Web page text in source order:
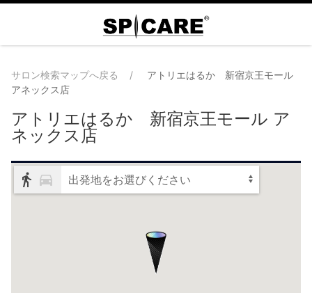
サロン検索マップへ戻る
アトリエはるか 新宿京王モール
アネックス店
アトリエはるか 新宿京王モール ア
ネックス店
出発地をお選びください